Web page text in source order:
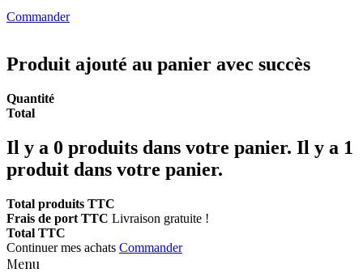
Commander
Produit ajouté au panier avec succès
Quantité
Total
Il y a 0 produits dans votre panier. Il y a 1
produit dans votre panier.
Total produits TTC
Frais de port TTC Livraison gratuite !
Total TTC
Continuer mes achats Commander
Menu